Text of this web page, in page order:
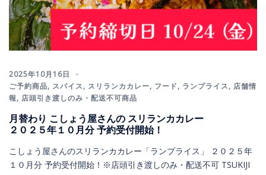
2025年10月16日
ご予約商品, スパイス, スリランカカレー, フード, ランプライス, 店舗情
報, 店頭引き渡しのみ・配送不可商品
月替わり こしょう屋さんの スリランカカレー
２０２５年１０月分 予約受付開始！
こしょう屋さんのスリランカカレー「ランプライス」 ２０２５年
１０月分 予約受付開始！※店頭引き渡しのみ・配送不可 TSUKIJI